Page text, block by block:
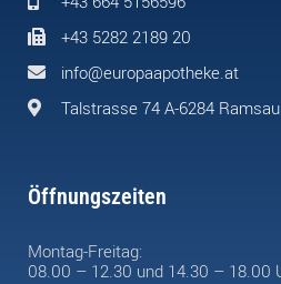
+43 5282 2189 20
info@europaapotheke.at
Talstrasse 74 A-6284
Öffnungszeiten
Montag-Freitag:
08.00 – 12.30 und 14.30 – 18.00